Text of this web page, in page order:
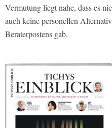
Vermutung liegt nahe, dass es
auch keine personellen
Beraterpostens gab.